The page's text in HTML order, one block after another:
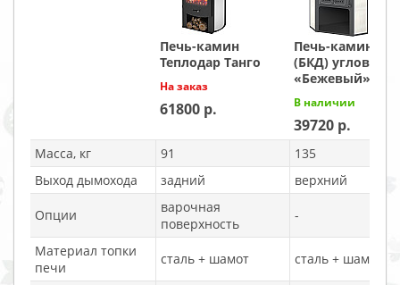
Печь-камин
Теплодар Танго
На заказ
61800
Печь-камин
(БКД) угловой
«Бежевый»
В наличии
39720
Масса, кг 91
135
Выход дымохода
задний верхний
Опции
варочная
поверхность
-
Материал топки
печи
сталь + шамот сталь + шамот